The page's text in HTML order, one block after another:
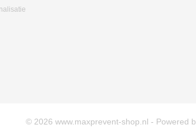
© 2026 www.maxprevent-shop.nl - Powered